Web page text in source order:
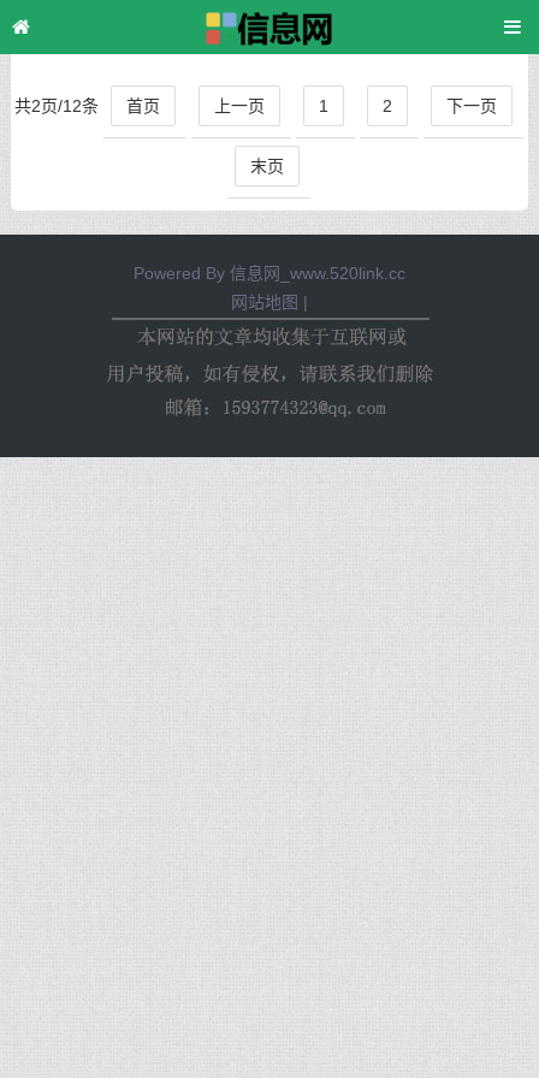
> 漂亮的房子
共2页/12条 首页 上一页 1 2 下一页
末页
Powered By 信息网_www.520link.cc
网站地图 |